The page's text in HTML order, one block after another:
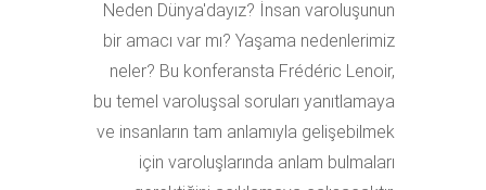
Neden Dünya'dayız? İnsan varoluşunun
bir amacı var mı? Yaşama nedenlerimiz
neler? Bu konferansta Frédéric Lenoir,
bu temel varoluşsal soruları yanıtlamaya
ve insanların tam anlamıyla gelişebilmek
için varoluşlarında anlam bulmaları